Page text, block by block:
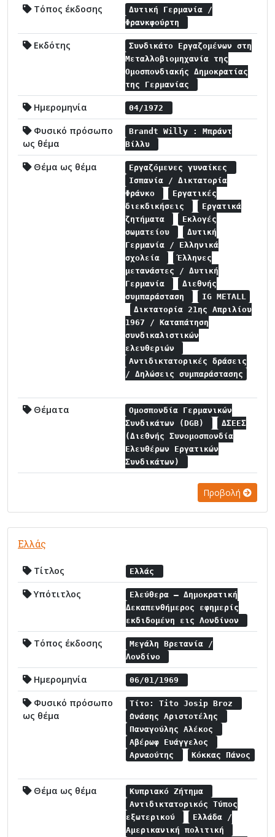
Τόπος έκδοσης
Δυτική Γερμανία /
Φρανκφούρτη
Εκδότης
Συνδικάτο Εργαζομένων στη
Μεταλλοβιομηχανία της
Ομοσπονδιακής Δημοκρατίας
της Γερμανίας
Ημερομηνία 04/1972
Φυσικό πρόσωπο
ως θέμα
Brandt Willy : Μπράντ
Βίλλυ
Θέμα ως θέμα
Εργαζόμενες γυναίκες
Ισπανία / Δικτατορία
Φράνκο
Εργατικές
διεκδικήσεις
Εργατικά
ζητήματα
Εκλογές
σωματείου
Δυτική
Γερμανία / Ελληνικά
σχολεία
Έλληνες
μετανάστες / Δυτική
Γερμανία
Διεθνής
συμπαράσταση
IG METALL
Δικτατορία 21ης Απριλίου
1967 / Καταπάτηση
συνδικαλιστικών
ελευθεριών
Αντιδικτατορικές δράσεις
/ Δηλώσεις συμπαράστασης
Θέματα
Ομοσπονδία Γερμανικών
Συνδικάτων (DGB)
ΔΣΕΕΣ
(Διεθνής Συνομοσπονδία
Ελευθέρων Εργατικών
Συνδικάτων)
Προβολή
Ελλάς
Τίτλος Ελλάς
Υπότιτλος
Ελεύθερα – Δημοκρατική
Δεκαπενθήμερος εφημερίς
εκδιδομένη εις Λονδίνον
Τόπος έκδοσης
Μεγάλη Βρετανία /
Λονδίνο
Ημερομηνία 06/01/1969
Φυσικό πρόσωπο
ως θέμα
Τίτο: Tito Josip Broz
Ωνάσης Αριστοτέλης
Παναγούλης Αλέκος
Αβέρωφ Ευάγγελος
Αρναούτης
Κόκκας Πάνος
Θέμα ως θέμα
Κυπριακό Ζήτημα
Αντιδικτατορικός Τύπος
εξωτερικού
Ελλάδα /
Αμερικανική πολιτική